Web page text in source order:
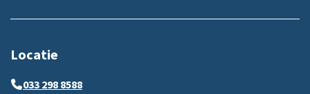
Locatie
033 298 8588